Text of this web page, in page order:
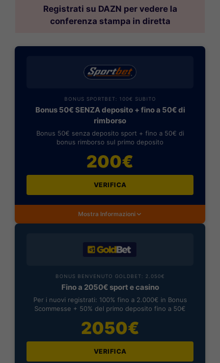
Registrati su DAZN per vedere la
conferenza stampa in diretta
BONUS SPORTBET: 100€ SUBITO
Bonus 50€ SENZA deposito + fino a 50€ di
rimborso
Bonus 50€ senza deposito sport + fino a 50€ di
bonus rimborso sul primo deposito
200€
VERIFICA
Mostra Informazioni
BONUS BENVENUTO GOLDBET: 2.050€
Fino a 2050€ sport e casino
Per i nuovi registrati: 100% fino a 2.000€ in Bonus
Scommesse + 50% del primo deposito fino a 50€
2050€
VERIFICA